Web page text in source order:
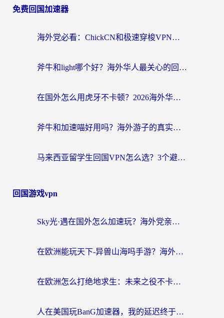
免费回国加速器
海外党必看：ChickCN和极速穿梭VPN好用吗？3招教你选对回国加速器无缝刷国内资源
斧牛和light哪个好？海外华人最关心的回国加速器选择难题，一篇讲透
在国外怎么用虎牙不卡顿？2026海外华人亲测有效的回国加速器选择指南
斧牛和加速喵好用吗？海外游子的真实选择困境
马来西亚留学生回国VPN怎么选？3个避坑点+1款实测好用的加速器推荐
回国游戏vpn
Sky光·遇在国外怎么加速玩？海外党亲测有效的国服游戏加速指南
在欧洲能玩天下-异兽山海吗手游？海外玩家的加速器生存指南
在欧洲怎么打绝地求生：未来之役不卡？留学生亲测的加速器避坑指南
人在美国玩BanG加速器，我的延迟终于绿了